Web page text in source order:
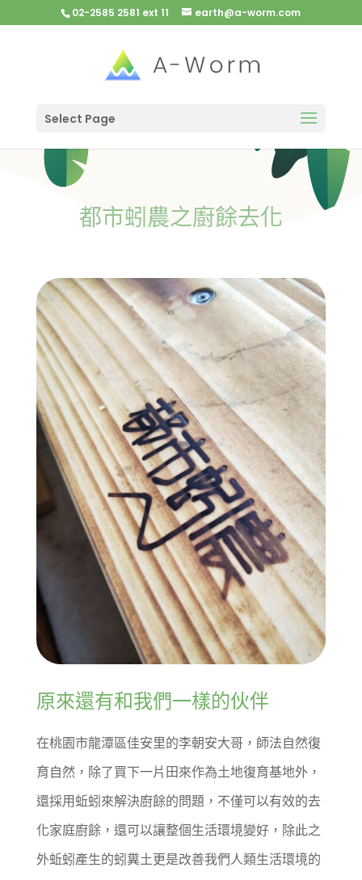
02-2585 2581 ext 11 earth@a-worm.com
Select Page
都市蚓農之廚餘去化
原來還有和我們一樣的伙伴
在桃園市龍潭區佳安里的李朝安大哥，師法自然復
育自然，除了買下一片田來作為土地復育基地外，
還採用蚯蚓來解決廚餘的問題，不僅可以有效的去
化家庭廚餘，還可以讓整個生活環境變好，除此之
外蚯蚓產生的蚓糞土更是改善我們人類生活環境的